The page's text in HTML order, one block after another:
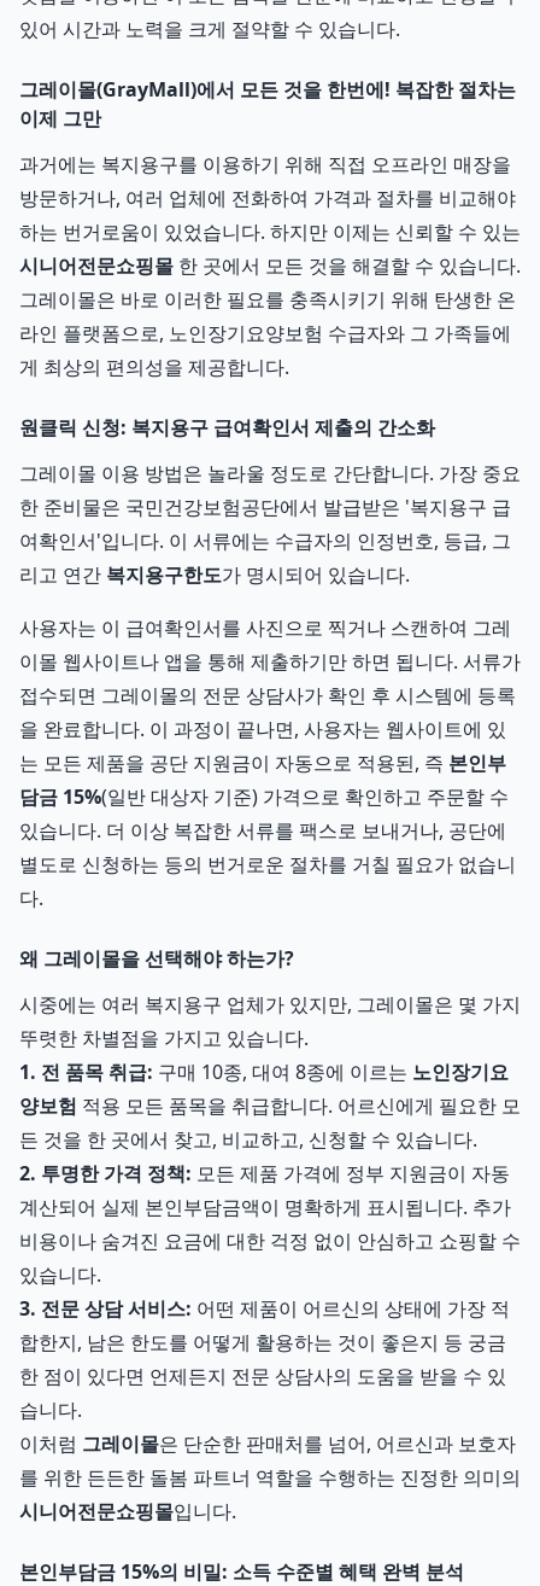
있어 시간과 노력을 크게 절약할 수 있습니다.
그레이몰(GrayMall)에서 모든 것을 한번에! 복잡한 절차는
이제 그만
과거에는 복지용구를 이용하기 위해 직접 오프라인 매장을
방문하거나, 여러 업체에 전화하여 가격과 절차를 비교해야
하는 번거로움이 있었습니다. 하지만 이제는 신뢰할 수 있는
시니어전문쇼핑몰 한 곳에서 모든 것을 해결할 수 있습니다.
그레이몰은 바로 이러한 필요를 충족시키기 위해 탄생한 온
라인 플랫폼으로, 노인장기요양보험 수급자와 그 가족들에
게 최상의 편의성을 제공합니다.
원클릭 신청: 복지용구 급여확인서 제출의 간소화
그레이몰 이용 방법은 놀라울 정도로 간단합니다. 가장 중요
한 준비물은 국민건강보험공단에서 발급받은 '복지용구 급
여확인서'입니다. 이 서류에는 수급자의 인정번호, 등급, 그
리고 연간 복지용구한도가 명시되어 있습니다.
사용자는 이 급여확인서를 사진으로 찍거나 스캔하여 그레
이몰 웹사이트나 앱을 통해 제출하기만 하면 됩니다. 서류가
접수되면 그레이몰의 전문 상담사가 확인 후 시스템에 등록
을 완료합니다. 이 과정이 끝나면, 사용자는 웹사이트에 있
는 모든 제품을 공단 지원금이 자동으로 적용된, 즉 본인부
담금 15%(일반 대상자 기준) 가격으로 확인하고 주문할 수
있습니다. 더 이상 복잡한 서류를 팩스로 보내거나, 공단에
별도로 신청하는 등의 번거로운 절차를 거칠 필요가 없습니
다.
왜 그레이몰을 선택해야 하는가?
시중에는 여러 복지용구 업체가 있지만, 그레이몰은 몇 가지
뚜렷한 차별점을 가지고 있습니다.
1. 전 품목 취급: 구매 10종, 대여 8종에 이르는 노인장기요
양보험 적용 모든 품목을 취급합니다. 어르신에게 필요한 모
든 것을 한 곳에서 찾고, 비교하고, 신청할 수 있습니다.
2. 투명한 가격 정책: 모든 제품 가격에 정부 지원금이 자동
계산되어 실제 본인부담금액이 명확하게 표시됩니다. 추가
비용이나 숨겨진 요금에 대한 걱정 없이 안심하고 쇼핑할 수
있습니다.
3. 전문 상담 서비스: 어떤 제품이 어르신의 상태에 가장 적
합한지, 남은 한도를 어떻게 활용하는 것이 좋은지 등 궁금
한 점이 있다면 언제든지 전문 상담사의 도움을 받을 수 있
습니다.
이처럼 그레이몰은 단순한 판매처를 넘어, 어르신과 보호자
를 위한 든든한 돌봄 파트너 역할을 수행하는 진정한 의미의
시니어전문쇼핑몰입니다.
본인부담금 15%의 비밀: 소득 수준별 혜택 완벽 분석